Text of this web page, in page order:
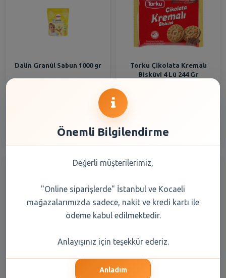
Dalin Granül Sabun 1000 gr
Torku Çikolata Kremalı
Bisküvi 4 Lü 244 Gr
Lü 244 Gr
Gr
Önemli Bilgilendirme
Değerli müşterilerimiz,
"Online siparişlerde" İstanbul ve Kocaeli
mağazalarımızda sadece, nakit ve kredi kartı ile
ödeme kabul edilmektedir.
Anlayışınız için teşekkür ederiz.
Anladım